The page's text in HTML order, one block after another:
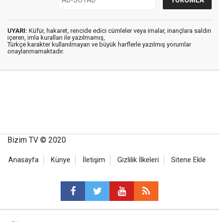
UYARI: Küfür, hakaret, rencide edici cümleler veya imalar, inançlara saldırı
içeren, imla kuralları ile yazılmamış,
Türkçe karakter kullanılmayan ve büyük harflerle yazılmış yorumlar
onaylanmamaktadır.
Bizim TV © 2020
Anasayfa Künye İletişim Gizlilik İlkeleri Sitene Ekle